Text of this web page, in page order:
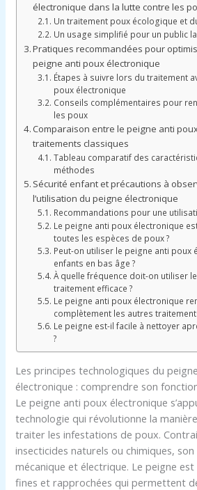
électronique dans la lutte contre les
Un traitement poux écologique et
Un usage simplifié pour un public
Pratiques recommandées pour
peigne anti poux électronique
Étapes à suivre lors du traitement
poux électronique
Conseils complémentaires pour
les poux
Comparaison entre le peigne anti
traitements classiques
Tableau comparatif des
méthodes
Sécurité enfant et précautions à
l’utilisation du peigne électronique
Recommandations pour une
Le peigne anti poux électronique
toutes les espèces de poux ?
Peut-on utiliser le peigne anti poux
enfants en bas âge ?
À quelle fréquence doit-on utiliser
traitement efficace ?
Le peigne anti poux électronique
complètement les autres
Le peigne est-il facile à nettoyer
?
Les principes technologiques du
électronique : comprendre son
Le peigne anti poux électronique
technologie qui révolutionne la
traiter les infestations de poux.
insecticides naturels ou chimiques,
mécanique et électrique. Le peigne
fines et rapprochées qui permettent